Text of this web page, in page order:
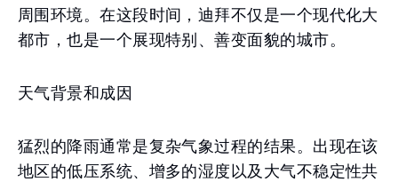
周围环境。在这段时间，迪拜不仅是一个现代化大
都市，也是一个展现特别、善变面貌的城市。
天气背景和成因
猛烈的降雨通常是复杂气象过程的结果。出现在该
地区的低压系统、增多的湿度以及大气不稳定性共